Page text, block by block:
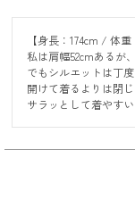
【身長：174cm / 体
私は肩幅52cmあるが
でもシルエットは丁
開けて着るよりは閉
サラッとして着やすい